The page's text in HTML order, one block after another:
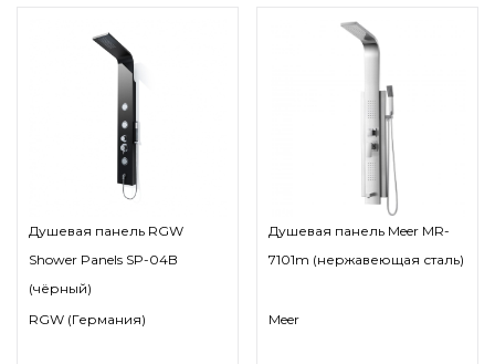
Душевая панель RGW
Shower Panels SP-04B
(чёрный)
RGW (Германия)
Душевая панель Meer MR-
7101m (нержавеющая сталь)
Meer